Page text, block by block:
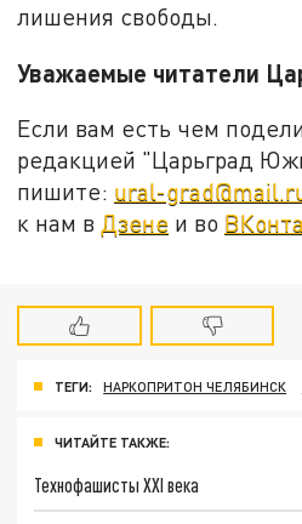
лишения свободы.
Уважаемые читатели
Если вам есть чем
редакцией "Царьград
пишите: ural-
к нам в Дзене и во
ТЕГИ: НАРКОПРИТОН ЧЕЛЯБИНСК
ЧИТАЙТЕ ТАКЖЕ:
Технофашисты XXI века